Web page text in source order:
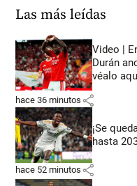
Las más leídas
Video |
Durán
véalo
hace 36 minutos share
¡Se
hasta
hace 52 minutos share